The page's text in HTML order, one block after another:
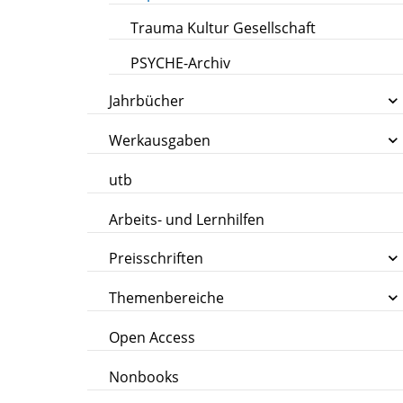
Trauma Kultur Gesellschaft
PSYCHE-Archiv
Jahrbücher
Werkausgaben
utb
Arbeits- und Lernhilfen
Preisschriften
Themenbereiche
Open Access
Nonbooks